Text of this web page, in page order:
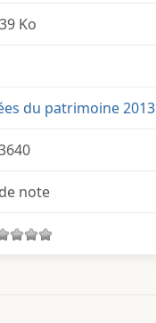
Ko
du patrimoine 2013
note